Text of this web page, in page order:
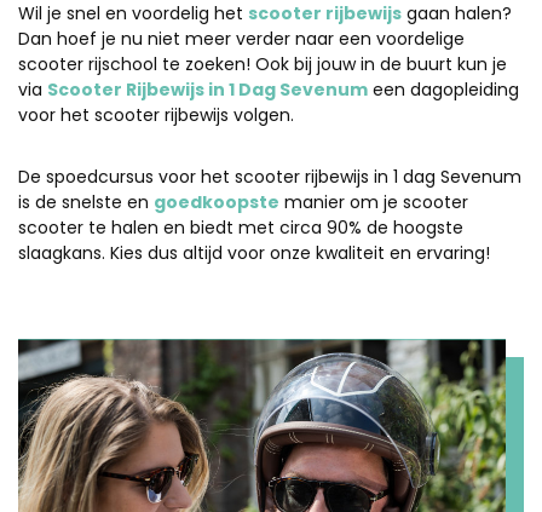
Wil je snel en voordelig het scooter rijbewijs gaan halen?
Dan hoef je nu niet meer verder naar een voordelige
scooter rijschool te zoeken! Ook bij jouw in de buurt kun je
via Scooter Rijbewijs in 1 Dag Sevenum een dagopleiding
voor het scooter rijbewijs volgen.
De spoedcursus voor het scooter rijbewijs in 1 dag Sevenum
is de snelste en goedkoopste manier om je scooter
scooter te halen en biedt met circa 90% de hoogste
slaagkans. Kies dus altijd voor onze kwaliteit en ervaring!